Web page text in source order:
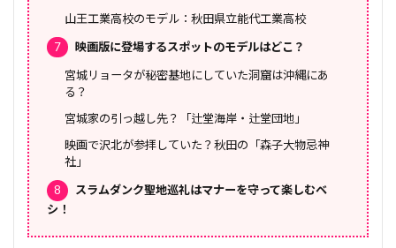
山王工業高校のモデル：秋田県立能代工業高校
7
映画版に登場するスポットのモデルはどこ？
宮城リョータが秘密基地にしていた洞窟は沖縄にあ
る？
宮城家の引っ越し先？「辻堂海岸・辻堂団地」
映画で沢北が参拝していた？秋田の「森子大物忌神
社」
8
スラムダンク聖地巡礼はマナーを守って楽しむベ
シ！